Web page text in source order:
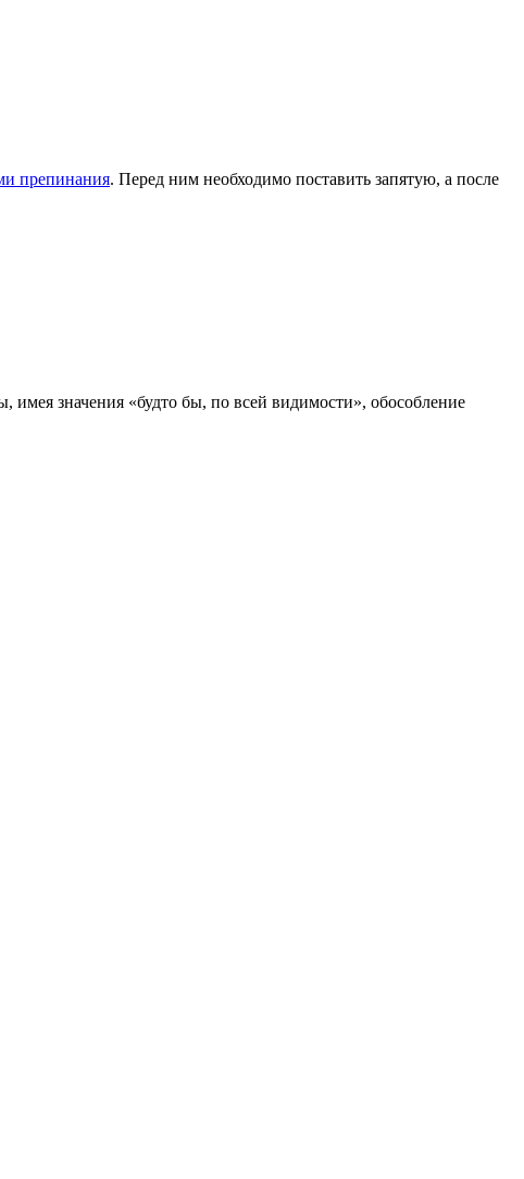
препинания. Перед ним необходимо поставить запятую, а после
имея значения «будто бы, по всей видимости», обособление